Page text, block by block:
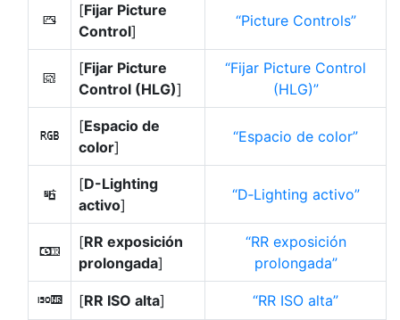
h
[Fijar Picture
Control]
Picture Controls
g
[Fijar Picture
Control (HLG)]
Fijar Picture Control
(HLG)
p
[Espacio de
color]
Espacio de color
y
[D-Lighting
activo]
D‑Lighting activo
q
[RR exposición
prolongada]
RR exposición
prolongada
r [RR ISO alta] RR ISO alta